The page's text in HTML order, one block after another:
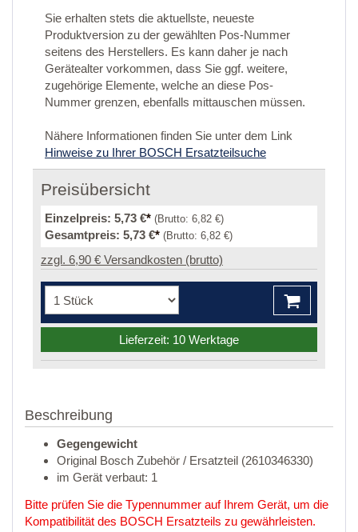
Sie erhalten stets die aktuellste, neueste
Produktversion zu der gewählten Pos-Nummer
seitens des Herstellers. Es kann daher je nach
Gerätealter vorkommen, dass Sie ggf. weitere,
zugehörige Elemente, welche an diese Pos-
Nummer grenzen, ebenfalls mittauschen müssen.
Nähere Informationen finden Sie unter dem Link
Hinweise zu Ihrer BOSCH Ersatzteilsuche
Preisübersicht
Einzelpreis: 5,73 €* (Brutto: 6,82 €)
Gesamtpreis: 5,73 €* (Brutto: 6,82 €)
zzgl. 6,90 € Versandkosten (brutto)
Lieferzeit: 10 Werktage
Beschreibung
Gegengewicht
Original Bosch Zubehör / Ersatzteil (2610346330)
im Gerät verbaut: 1
Bitte prüfen Sie die Typennummer auf Ihrem Gerät, um die
Kompatibilität des BOSCH Ersatzteils zu gewährleisten.